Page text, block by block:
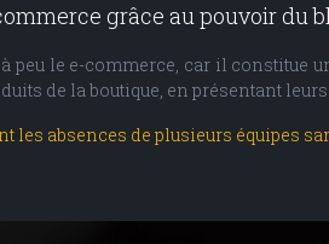
grâce au pouvoir du
peu le e-commerce, car il constitue
de la boutique, en présentant
les absences de plusieurs équipes